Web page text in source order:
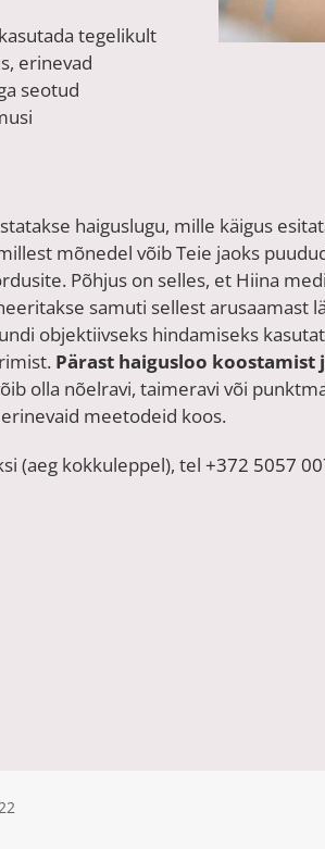
tegelikult
erinevad
seotud
haiguslugu, mille käigus
mõnedel võib Teie jaoks
Põhjus on selles, et Hiina
samuti sellest arusaamast
objektiivseks hindamiseks
Pärast haigusloo
olla nõelravi, taimeravi või
meetodeid koos.
(aeg kokkuleppel), tel+372 5057